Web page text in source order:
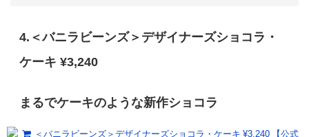
4.＜バニラビーンズ＞デザイナーズショコラ・
ケーキ ¥3,240
まるでケーキのような新作ショコラ
＜バニラビーンズ＞デザイナーズショコラ・ケーキ ¥3,240 【公式